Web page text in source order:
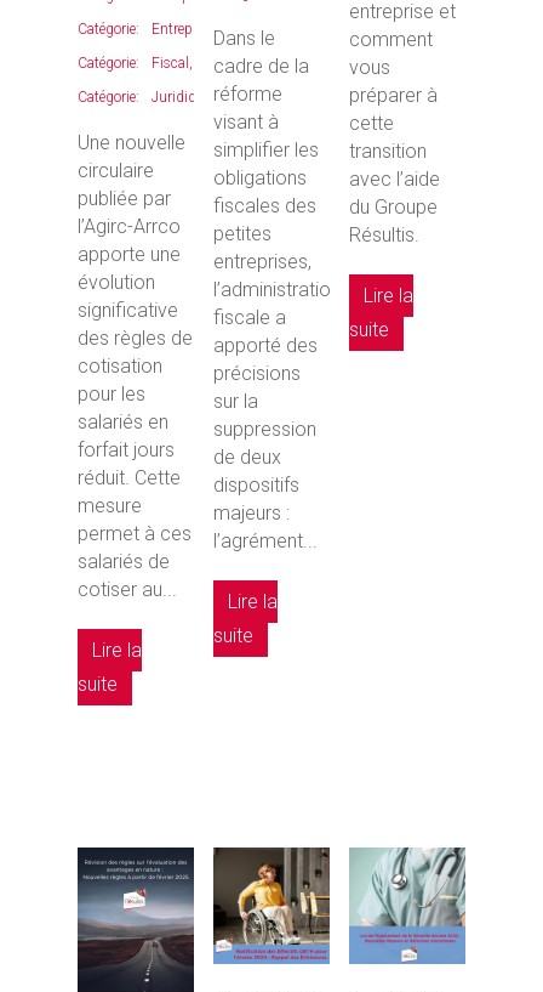
Entreprises,
Fiscal ,
Juridique
Une nouvelle
circulaire
publiée par
l’Agirc-Arrco
apporte une
évolution
significative
des règles de
cotisation
pour les
salariés en
forfait jours
réduit. Cette
mesure
permet à ces
salariés de
cotiser au...
Lire la
suite
Dans le
cadre de la
réforme
visant à
simplifier les
obligations
fiscales des
petites
entreprises,
l’administration
fiscale a
apporté des
précisions
sur la
suppression
de deux
dispositifs
majeurs :
l’agrément...
Lire la
suite
entreprise et
comment
vous
préparer à
cette
transition
avec l’aide
du Groupe
Résultis.
Lire la
suite